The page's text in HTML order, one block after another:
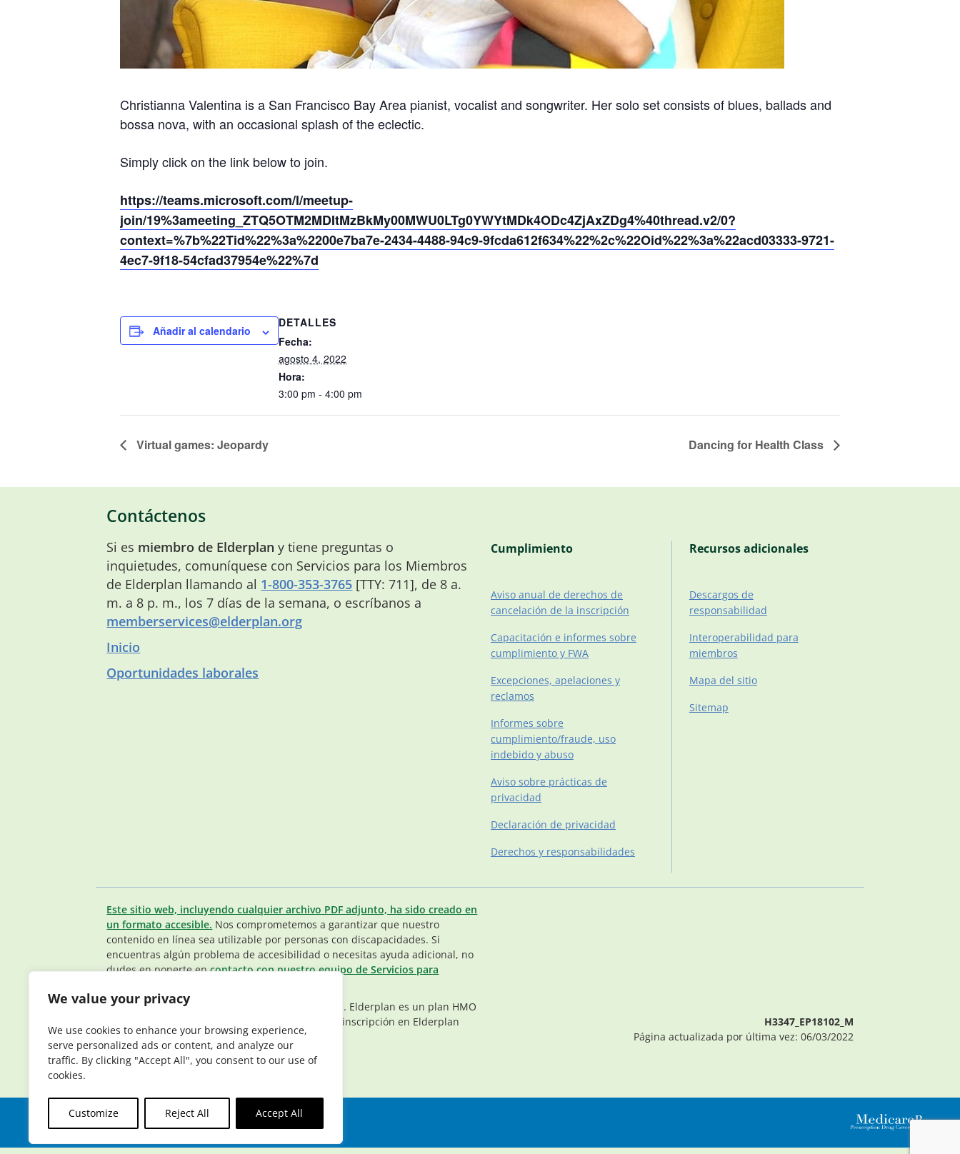
We value your privacy
We use cookies to enhance your browsing experience,
serve personalized ads or content, and analyze our
traffic. By clicking "Accept All", you consent to our use of
cookies.
Customize Reject All Accept All
Christianna Valentina is a San Francisco Bay Area pianist, vocalist and songwriter. Her solo set consists of blues, ballads and
bossa nova, with an occasional splash of the eclectic.
Simply click on the link below to join.
https://teams.microsoft.com/l/meetup-
join/19%3ameeting_ZTQ5OTM2MDItMzBkMy00MWU0LTg0YWYtMDk4ODc4ZjAxZDg4%40thread.v2/0?
context=%7b%22Tid%22%3a%2200e7ba7e-2434-4488-94c9-9fcda612f634%22%2c%22Oid%22%3a%22acd03333-9721-
4ec7-9f18-54cfad37954e%22%7d
Añadir al calendario
DETALLES
Fecha:
agosto 4, 2022
Hora:
3:00 pm - 4:00 pm
Virtual games: Jeopardy Dancing for Health Class
Contáctenos
Si es miembro de Elderplan y tiene preguntas o
inquietudes, comuníquese con Servicios para los Miembros
de Elderplan llamando al 1-800-353-3765 [TTY: 711], de 8 a.
m. a 8 p. m., los 7 días de la semana, o escríbanos a
memberservices@elderplan.org
Inicio
Oportunidades laborales
Cumplimiento
Aviso anual de derechos de
cancelación de la inscripción
Capacitación e informes sobre
cumplimiento y FWA
Excepciones, apelaciones y
reclamos
Informes sobre
cumplimiento/fraude, uso
indebido y abuso
Aviso sobre prácticas de
privacidad
Declaración de privacidad
Derechos y responsabilidades
Recursos adicionales
Descargos de
responsabilidad
Interoperabilidad para
miembros
Mapa del sitio
Sitemap
Este sitio web, incluyendo cualquier archivo PDF adjunto, ha sido creado en
un formato accesible. Nos comprometemos a garantizar que nuestro
contenido en línea sea utilizable por personas con discapacidades. Si
encuentras algún problema de accesibilidad o necesitas ayuda adicional, no
dudes en ponerte encontacto con nuestro equipo de Servicios para
© 2026 Elderplan. Todos los derechos reservados. Elderplan es un plan HMO
que tiene contratos con Medicare y Medicaid. La inscripción en Elderplan
depende de la renovación del contrato.
H3347_EP18102_M
Página actualizada por última vez: 06/03/2022